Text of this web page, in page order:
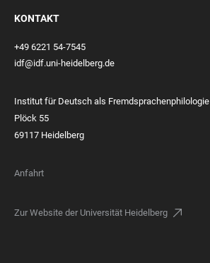
KONTAKT
+49 6221 54-7545
idf@idf.uni-heidelberg.de
Institut für Deutsch als Fremdsprachenphilologie
Plöck 55
69117 Heidelberg
Anfahrt
Zur Website der Universität Heidelberg